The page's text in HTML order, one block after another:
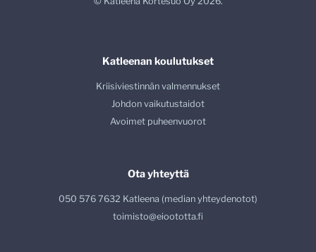
Katleenan koulutukset
Kriisiviestinnän valmennukset
Johdon vaikutustaidot
Avoimet puheenvuorot
Ota yhteyttä
050 576 7632 Katleena (median yhteydenotot)
toimisto@eioototta.fi